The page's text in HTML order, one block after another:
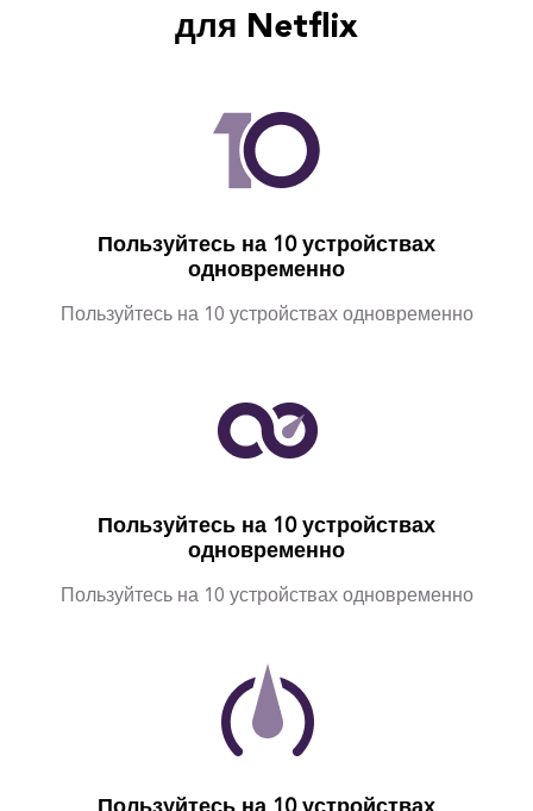
для Netflix
Пользуйтесь на 10 устройствах
одновременно
Пользуйтесь на 10 устройствах одновременно
Пользуйтесь на 10 устройствах
одновременно
Пользуйтесь на 10 устройствах одновременно